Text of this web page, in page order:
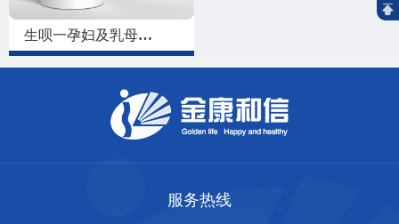
生呗一孕妇及乳母营
养补充食品
服务热线